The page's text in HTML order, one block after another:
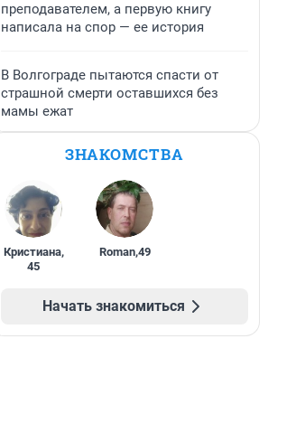
преподавателем, а первую книгу
написала на спор — ее история
В Волгограде пытаются спасти от
страшной смерти оставшихся без
мамы ежат
ЗНАКОМСТВА
Кристиана,
45
Roman,49
Начать знакомиться